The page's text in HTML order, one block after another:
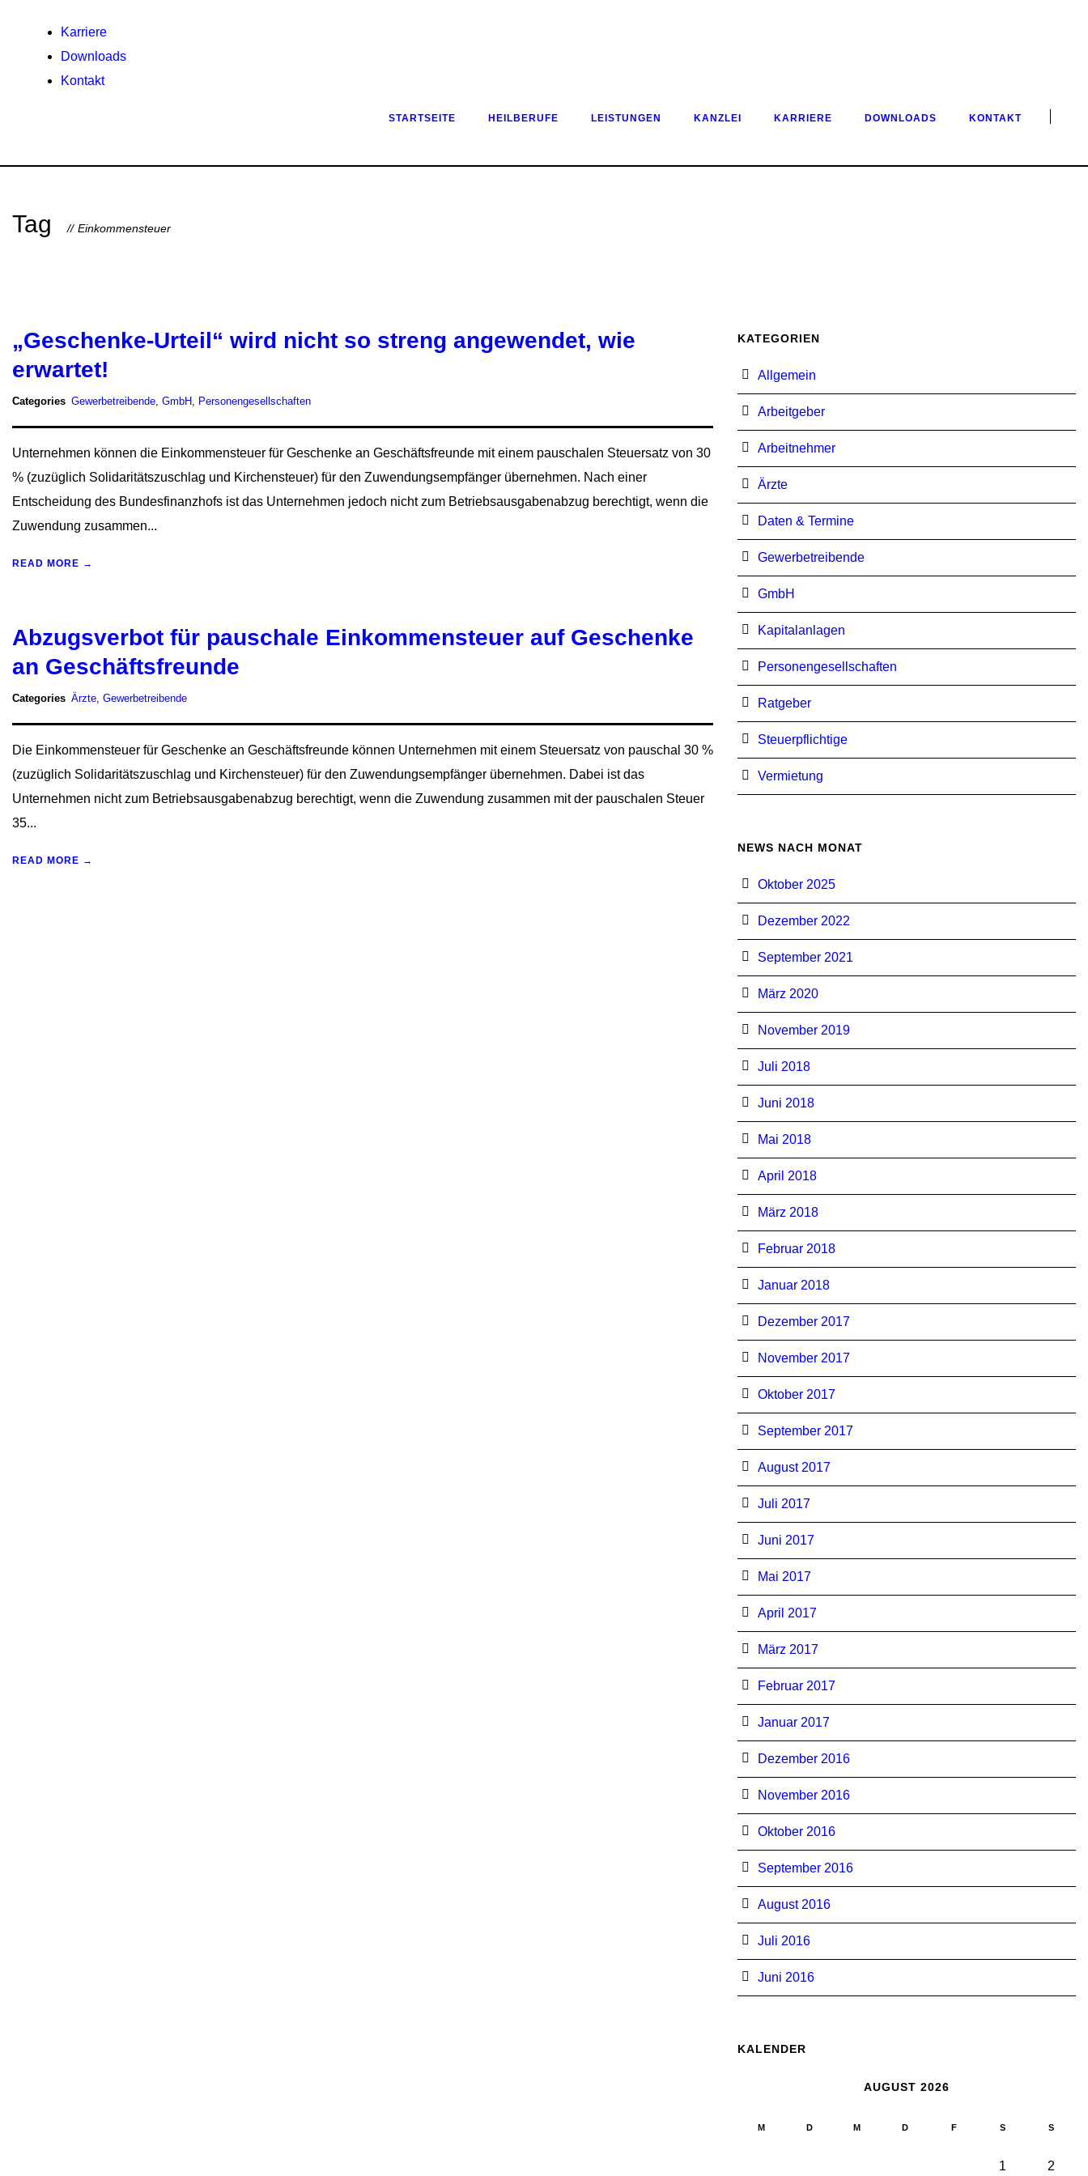
Karriere
Downloads
Kontakt
STARTSEITE HEILBERUFE LEISTUNGEN KANZLEI KARRIERE DOWNLOADS KONTAKT
Tag Einkommensteuer
„Geschenke-Urteil“ wird nicht so streng angewendet, wie
erwartet!
Categories Gewerbetreibende GmbH Personengesellschaften
Unternehmen können die Einkommensteuer für Geschenke an Geschäftsfreunde mit einem pauschalen Steuersatz von 30
% (zuzüglich Solidaritätszuschlag und Kirchensteuer) für den Zuwendungsempfänger übernehmen. Nach einer
Entscheidung des Bundesfinanzhofs ist das Unternehmen jedoch nicht zum Betriebsausgabenabzug berechtigt, wenn die
Zuwendung zusammen...
READ MORE →
Abzugsverbot für pauschale Einkommensteuer auf Geschenke
an Geschäftsfreunde
Categories Ärzte Gewerbetreibende
Die Einkommensteuer für Geschenke an Geschäftsfreunde können Unternehmen mit einem Steuersatz von pauschal 30 %
(zuzüglich Solidaritätszuschlag und Kirchensteuer) für den Zuwendungsempfänger übernehmen. Dabei ist das
Unternehmen nicht zum Betriebsausgabenabzug berechtigt, wenn die Zuwendung zusammen mit der pauschalen Steuer
35...
READ MORE →
KATEGORIEN
Allgemein
Arbeitgeber
Arbeitnehmer
Ärzte
Daten & Termine
Gewerbetreibende
GmbH
Kapitalanlagen
Personengesellschaften
Ratgeber
Steuerpflichtige
Vermietung
NEWS NACH MONAT
Oktober 2025
Dezember 2022
September 2021
März 2020
November 2019
Juli 2018
Juni 2018
Mai 2018
April 2018
März 2018
Februar 2018
Januar 2018
Dezember 2017
November 2017
Oktober 2017
September 2017
August 2017
Juli 2017
Juni 2017
Mai 2017
April 2017
März 2017
Februar 2017
Januar 2017
Dezember 2016
November 2016
Oktober 2016
September 2016
August 2016
Juli 2016
Juni 2016
KALENDER
AUGUST 2026
M D M D F S S
1 2